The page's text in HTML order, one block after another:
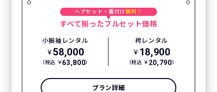
ヘアセット・着付け無料！
すべて揃ったフルセット価格
小振袖レンタル
￥ 58,000
（税込 ￥63,800）
袴レンタル
￥ 18,900
（税込 ￥ 20,790）
プラン詳細